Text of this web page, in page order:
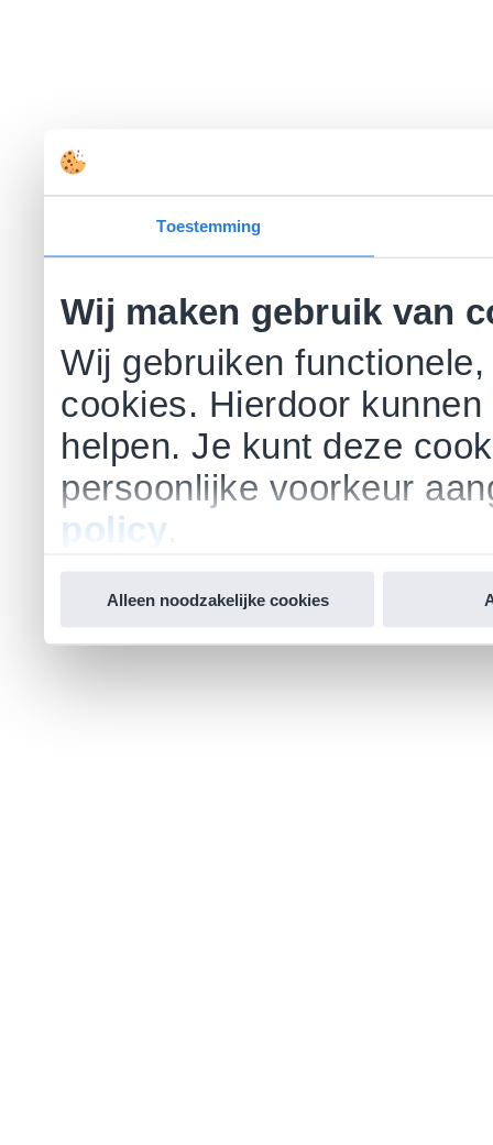
Toestemming
Wij maken gebruik van
Wij gebruiken
cookies. Hierdoor
helpen. Je kunt deze
persoonlijke voorkeur
policy
Alleen noodzakelijke cookies